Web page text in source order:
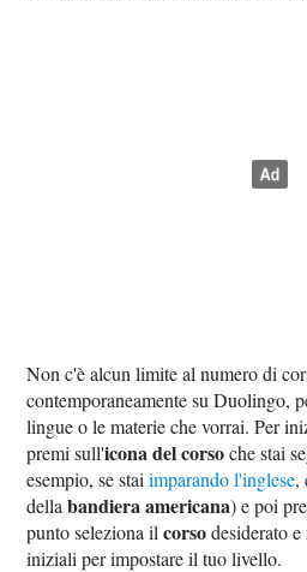
Non c'è alcun limite al numero di
contemporaneamente su Duolingo,
lingue o le materie che vorrai. Per
premi sull'icona del corsoche stai
esempio, se staiimparando l'inglese,
dellabandiera americana) e poi
punto seleziona ilcorsodesiderato
iniziali per impostare il tuo livello.